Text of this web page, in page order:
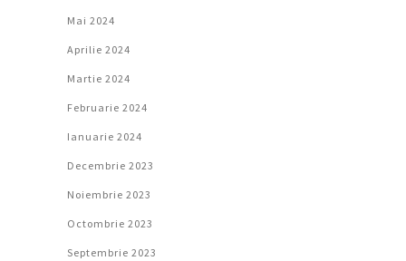
Mai 2024
Aprilie 2024
Martie 2024
Februarie 2024
Ianuarie 2024
Decembrie 2023
Noiembrie 2023
Octombrie 2023
Septembrie 2023